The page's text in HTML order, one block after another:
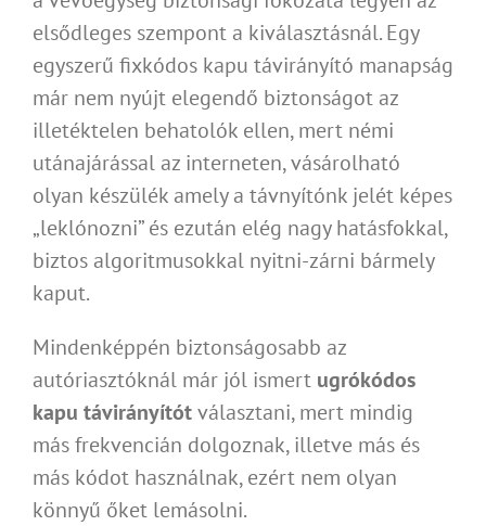
elsődleges szempont a kiválasztásnál. Egy
egyszerű fixkódos kapu távirányító manapság
már nem nyújt elegendő biztonságot az
illetéktelen behatolók ellen, mert némi
utánajárással az interneten, vásárolható
olyan készülék amely a távnyítónk jelét képes
„leklónozni” és ezután elég nagy hatásfokkal,
biztos algoritmusokkal nyitni-zárni bármely
kaput.
Mindenképpén biztonságosabb az
autóriasztóknál már jól ismert ugrókódos
kapu távirányítótválasztani, mert mindig
más frekvencián dolgoznak, illetve más és
más kódot használnak, ezért nem olyan
könnyű őket lemásolni.